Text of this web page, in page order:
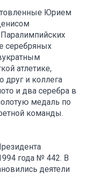
Юрием
серебряных
атлетике,
и коллега
и два серебра в
медаль по
команды.
года № 442. В
деятели